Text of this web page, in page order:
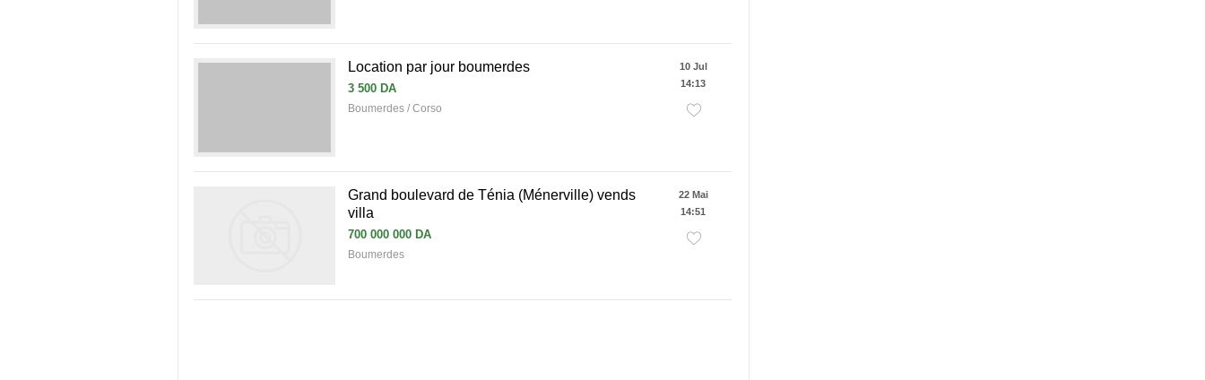
Location par jour boumerdes
3 500 DA
Boumerdes / Corso
10 Jul
14:13
Grand boulevard de Ténia (Ménerville) vends
villa
700 000 000 DA
Boumerdes
22 Mai
14:51